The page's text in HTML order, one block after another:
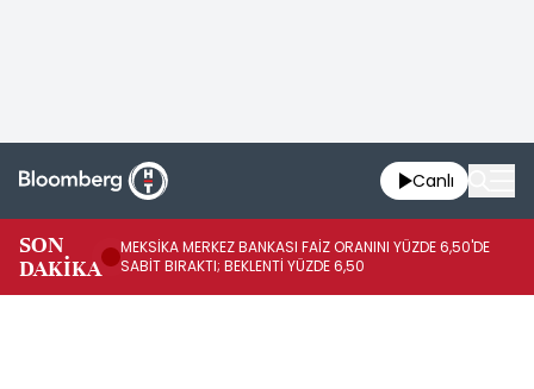
Canlı
SON
DAKİKA
MEKSİKA MERKEZ BANKASI FAİZ ORANINI YÜZDE 6,50'DE
SABİT BIRAKTI; BEKLENTİ YÜZDE 6,50